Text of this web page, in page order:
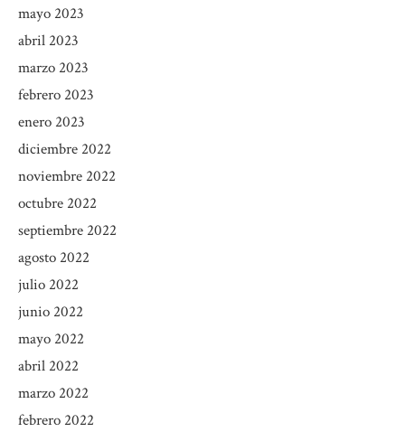
mayo 2023
abril 2023
marzo 2023
febrero 2023
enero 2023
diciembre 2022
noviembre 2022
octubre 2022
septiembre 2022
agosto 2022
julio 2022
junio 2022
mayo 2022
abril 2022
marzo 2022
febrero 2022